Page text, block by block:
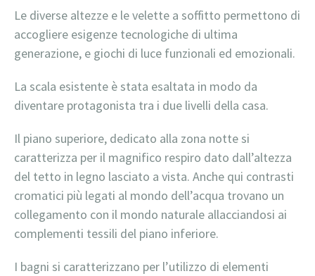
Le diverse altezze e le velette a soffitto permettono di
accogliere esigenze tecnologiche di ultima
generazione, e giochi di luce funzionali ed emozionali.
La scala esistente è stata esaltata in modo da
diventare protagonista tra i due livelli della casa.
Il piano superiore, dedicato alla zona notte si
caratterizza per il magnifico respiro dato dall’altezza
del tetto in legno lasciato a vista. Anche qui contrasti
cromatici più legati al mondo dell’acqua trovano un
collegamento con il mondo naturale allacciandosi ai
complementi tessili del piano inferiore.
I bagni si caratterizzano per l’utilizzo di elementi